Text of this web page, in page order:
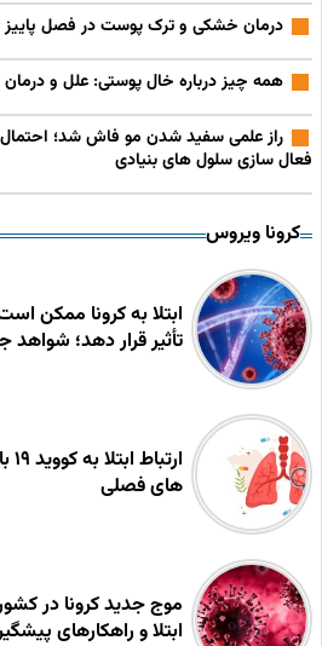
درمان خشکی و ترک پوست در فصل پاییز
همه چیز درباره خال پوستی: علل و درمان
راز علمی سفید شدن مو فاش شد؛
فعال‌ سازی سلول‌ های بنیادی
کرونا ویروس
ابتلا به کرونا ممکن
تأثیر قرار دهد؛
های فصلی
موج جدید کرونا در
ابتلا و راهکارهای